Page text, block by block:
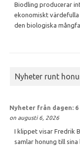
Biodling producerar
ekonomiskt
den biologiska
Nyheter runt
Nyheter från dagen:
on augusti 6, 2026
I klippet visar Fredrik
samlar honung till